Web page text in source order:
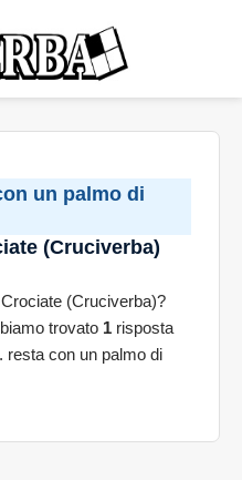
un palmo di
(Cruciverba)
(Cruciverba)?
trovato 1 risposta
resta con un palmo di